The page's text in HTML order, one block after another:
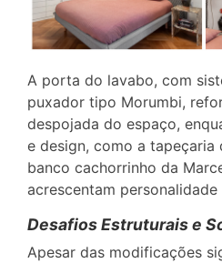
A porta do lavabo, com
puxador tipo Morumbi,
despojada do espaço,
e design, como a tapeçaria
banco cachorrinho da
acrescentam personalidade
Desafios Estruturais e
Apesar das modificações